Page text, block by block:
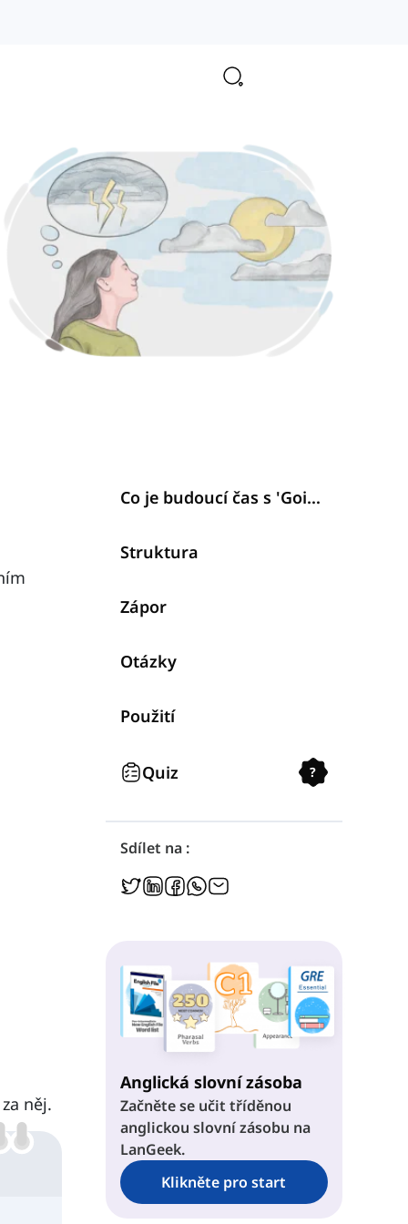
něj.
Co je budoucí čas s 'Going to'?
Struktura
Zápor
Otázky
Použití
Quiz ?
Sdílet na :
Anglická slovní zásoba
Začněte se učit tříděnou
anglickou slovní zásobu na
LanGeek.
Klikněte pro start